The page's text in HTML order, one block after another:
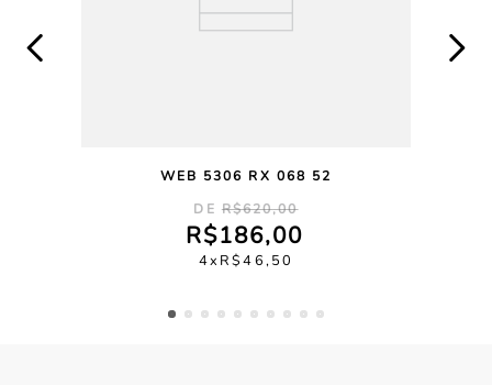
WEB 5306 RX 068 52
R$620,00
R$186,00
4 R$46,50